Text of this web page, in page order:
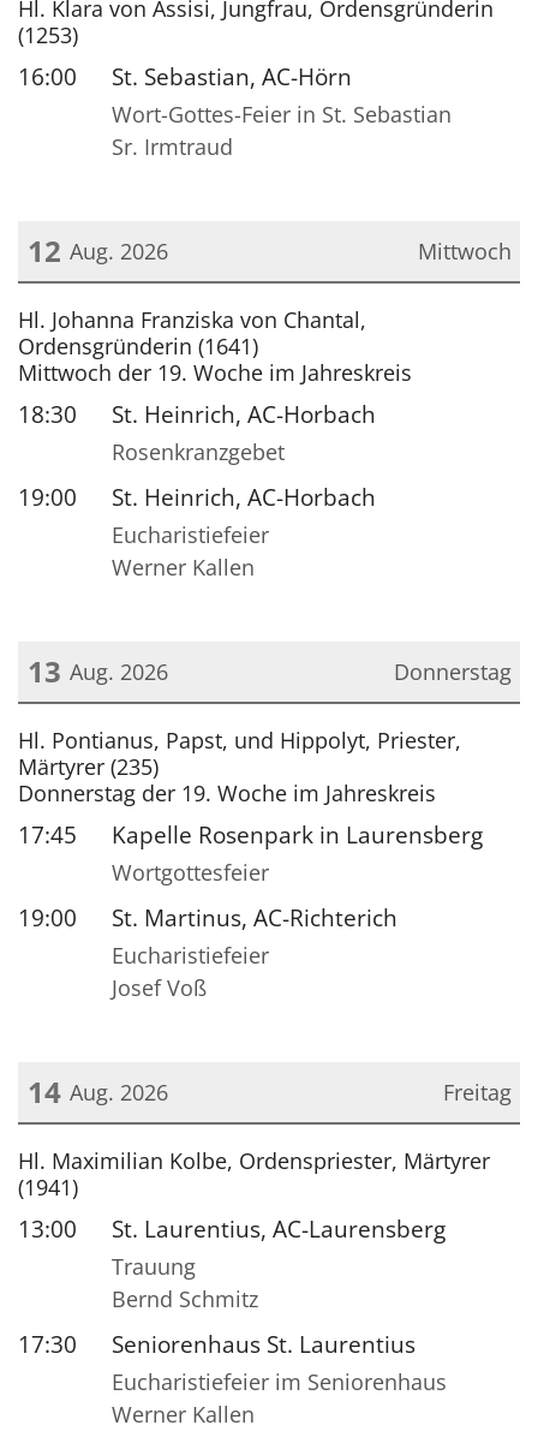
Hl. Klara von Assisi, Jungfrau, Ordensgründerin
(1253)
16:00 St. Sebastian, AC-Hörn
Wort-Gottes-Feier in St. Sebastian
Sr. Irmtraud
Mittwoch
12 Aug. 2026
Datum: 12. August 2026
Hl. Johanna Franziska von Chantal,
Ordensgründerin (1641)
Mittwoch der 19. Woche im Jahreskreis
18:30 St. Heinrich, AC-Horbach
Rosenkranzgebet
19:00 St. Heinrich, AC-Horbach
Eucharistiefeier
Werner Kallen
Donnerstag
13 Aug. 2026
Datum: 13. August 2026
Hl. Pontianus, Papst, und Hippolyt, Priester,
Märtyrer (235)
Donnerstag der 19. Woche im Jahreskreis
17:45 Kapelle Rosenpark in Laurensberg
Wortgottesfeier
19:00 St. Martinus, AC-Richterich
Eucharistiefeier
Josef Voß
Freitag
14 Aug. 2026
Datum: 14. August 2026
Hl. Maximilian Kolbe, Ordenspriester, Märtyrer
(1941)
13:00 St. Laurentius, AC-Laurensberg
Trauung
Bernd Schmitz
17:30 Seniorenhaus St. Laurentius
Eucharistiefeier im Seniorenhaus
Werner Kallen